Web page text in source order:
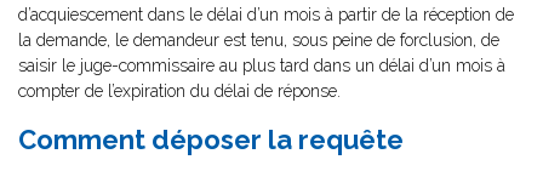
d’acquiescement dans le délai d’un mois à partir de la réception de
la demande, le demandeur est tenu, sous peine de forclusion, de
saisir le juge-commissaire au plus tard dans un délai d’un mois à
compter de l’expiration du délai de réponse.
Comment déposer la requête